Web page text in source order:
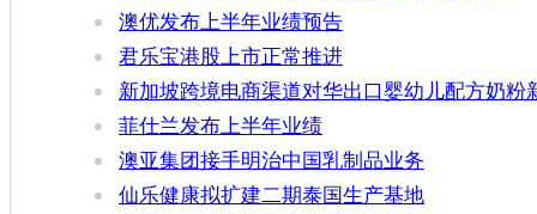
Thorne
澳优发布上半年业绩预告
君乐宝港股上市正常推进
新加坡跨境电商渠道对华出口婴幼儿配方奶粉
增官方健康证书通关要求
菲仕兰发布上半年业绩
澳亚集团接手明治中国乳制品业务
仙乐健康拟扩建二期泰国生产基地